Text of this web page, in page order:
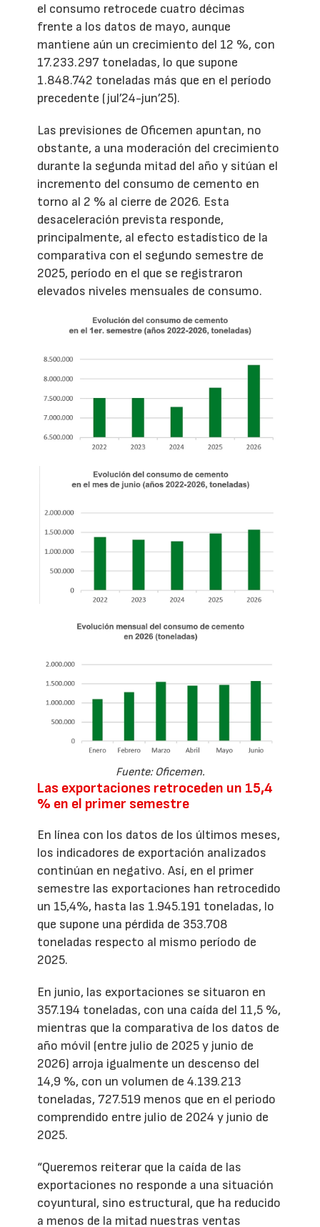
el consumo retrocede cuatro décimas
frente a los datos de mayo, aunque
mantiene aún un crecimiento del 12 %, con
17.233.297 toneladas, lo que supone
1.848.742 toneladas más que en el período
precedente (jul’24-jun’25).
Las previsiones de Oficemen apuntan, no
obstante, a una moderación del crecimiento
durante la segunda mitad del año y sitúan el
incremento del consumo de cemento en
torno al 2 % al cierre de 2026. Esta
desaceleración prevista responde,
principalmente, al efecto estadístico de la
comparativa con el segundo semestre de
2025, período en el que se registraron
elevados niveles mensuales de consumo.
Fuente: Oficemen.
Las exportaciones retroceden un 15,4
% en el primer semestre
En línea con los datos de los últimos meses,
los indicadores de exportación analizados
continúan en negativo. Así, en el primer
semestre las exportaciones han retrocedido
un 15,4%, hasta las 1.945.191 toneladas, lo
que supone una pérdida de 353.708
toneladas respecto al mismo período de
2025.
En junio, las exportaciones se situaron en
357.194 toneladas, con una caída del 11,5 %,
mientras que la comparativa de los datos de
año móvil (entre julio de 2025 y junio de
2026) arroja igualmente un descenso del
14,9 %, con un volumen de 4.139.213
toneladas, 727.519 menos que en el periodo
comprendido entre julio de 2024 y junio de
2025.
“Queremos reiterar que la caída de las
exportaciones no responde a una situación
coyuntural, sino estructural, que ha reducido
a menos de la mitad nuestras ventas